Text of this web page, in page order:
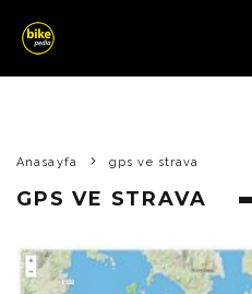
Anasayfa gps ve strava
GPS VE STRAVA